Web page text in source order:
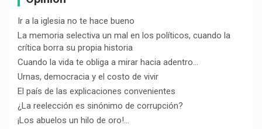
Ir a la iglesia no te hace bueno
La memoria selectiva un mal en los políticos, cuando la
crítica borra su propia historia
Cuando la vida te obliga a mirar hacia adentro…
Urnas, democracia y el costo de vivir
El país de las explicaciones convenientes
¿La reelección es sinónimo de corrupción?
¡Los abuelos un hilo de oro!…